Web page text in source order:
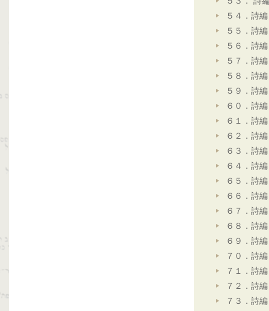
５４．詩
５５．詩
５６．詩
５７．詩
５８．詩
５９．詩
６０．詩
６１．詩
６２．詩
６３．詩
６４．詩
６５．詩
６６．詩
６７．詩
６８．詩
６９．詩
７０．詩
７１．詩
７２．詩
７３．詩